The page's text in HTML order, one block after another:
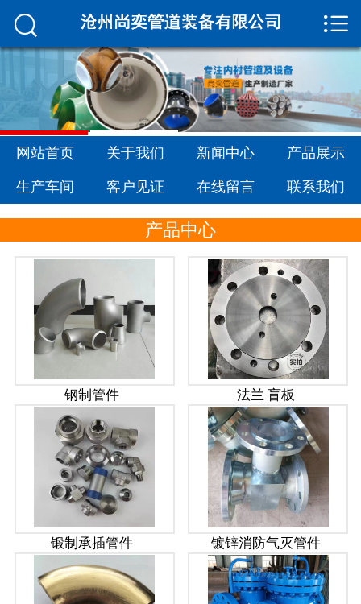
 网站首页
关于我们
新闻中心
产品展示
生产车间
在线留言
联系我们


网站首页 关于我们 新闻中心 产品展示
生产车间 客户见证 在线留言 联系我们
产品中心
钢制管件 法兰 盲板
锻制承插管件 镀锌消防气灭管件